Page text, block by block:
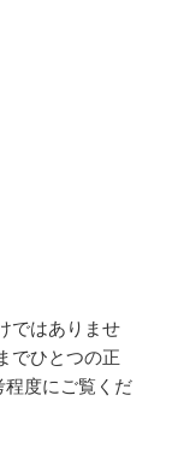
ではありませ
でひとつの正
程度にご覧くだ